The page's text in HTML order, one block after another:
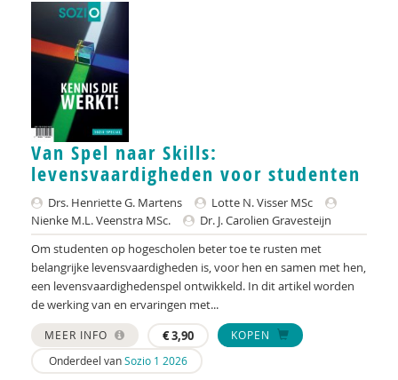
GREVIO
het Regeringscommissariaat seksueel
grensoverschrijdend gedrag en seksueel geweld
huisarts
KNMG
Landelijk Kenniscentrum LVB
LIDIE
Maatschappelijk Impact Team
Mariëlle Bruning
Mentale gezondheidsnetwerken
Movisie
Van Spel naar Skills:
levensvaardigheden voor studenten
Drs. Henriette G. Martens
Lotte N. Visser MSc
Nienke M.L. Veenstra MSc.
Dr. J. Carolien Gravesteijn
Om studenten op hogescholen beter toe te rusten met
belangrijke levensvaardigheden is, voor hen en samen met hen,
een levensvaardighedenspel ontwikkeld. In dit artikel worden
de werking van en ervaringen met...
MEER INFO €3,90
KOPEN
Onderdeel vanSozio 1 2026